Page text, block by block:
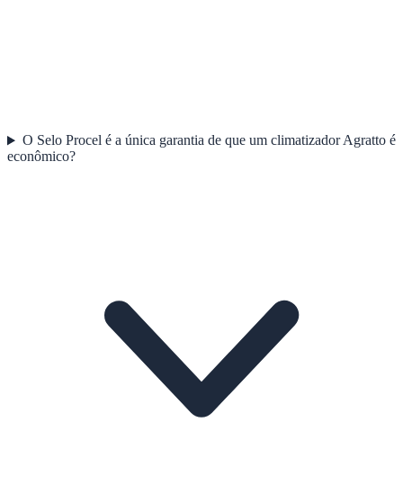
O Selo Procel é a única garantia de que um climatizador Agratto é
econômico?